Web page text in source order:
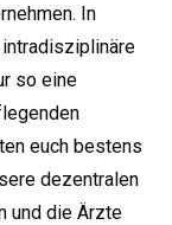
In
so eine
euch bestens
dezentralen
und die Ärzte